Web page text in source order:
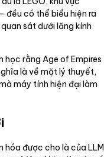
đều có thể biểu hiện ra
sát dưới lăng kính
rằng Age of Empires
là về mặt lý thuyết,
máy tính hiện đại làm
hóa được cho là của LLM